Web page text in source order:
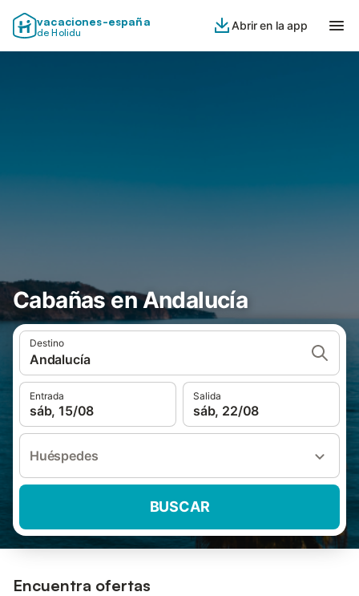
vacaciones-españa
de Holidu
Abrir en la app
Cabañas en Andalucía
Destino
Andalucía
Entrada
sáb, 15/08
Salida
sáb, 22/08
Huéspedes
BUSCAR
Encuentra ofertas